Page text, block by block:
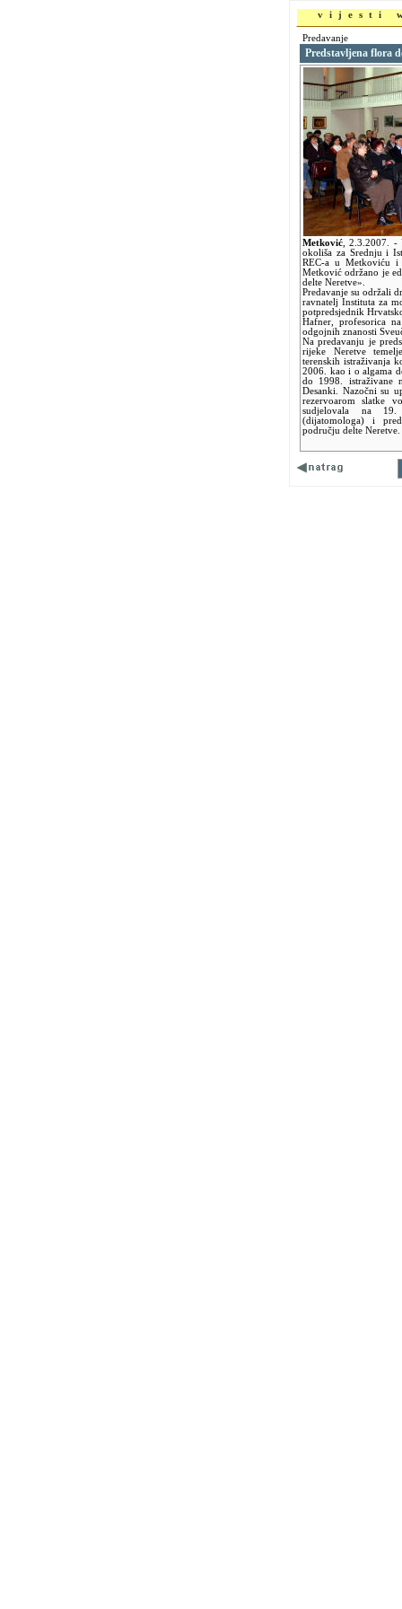
vijesti
Predavanje
Predstavljena flora
Metković ,2.3.2007. -
okoliša za Srednju i
REC-a u Metkoviću i
Metković održano je
delte Neretve».
Predavanje su održali
ravnatelj Instituta za
potpredsjednik
Hafner, profesorica
odgojnih znanosti
Na predavanju je
rijeke Neretve
terenskih istraživanja
2006. kao i o algama
do 1998.
Desanki. Nazočni su
rezervoarom slatke
sudjelovala na 19.
(dijatomologa) i
području delte Neretve.